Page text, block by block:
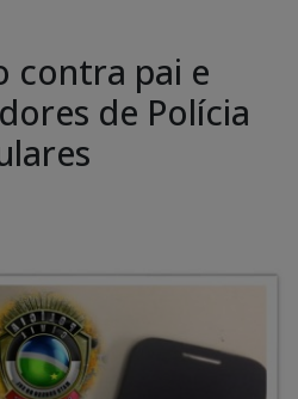
contra pai e
de Polícia